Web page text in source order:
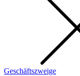
Geschäftszweige